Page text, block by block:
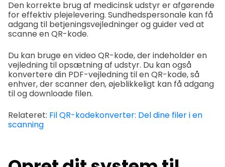
Den korrekte brug af medicinsk udstyr er afgørende
for effektiv plejelevering. Sundhedspersonale kan få
adgang til betjeningsvejledninger og guider ved at
scanne en QR-kode.
Du kan bruge en video QR-kode, der indeholder en
vejledning til opsætning af udstyr. Du kan også
konvertere din PDF-vejledning til en QR-kode, så
enhver, der scanner den, øjeblikkeligt kan få adgang
til og downloade filen.
Relateret: Fil QR-kodekonverter: Del dine filer i en
scanning